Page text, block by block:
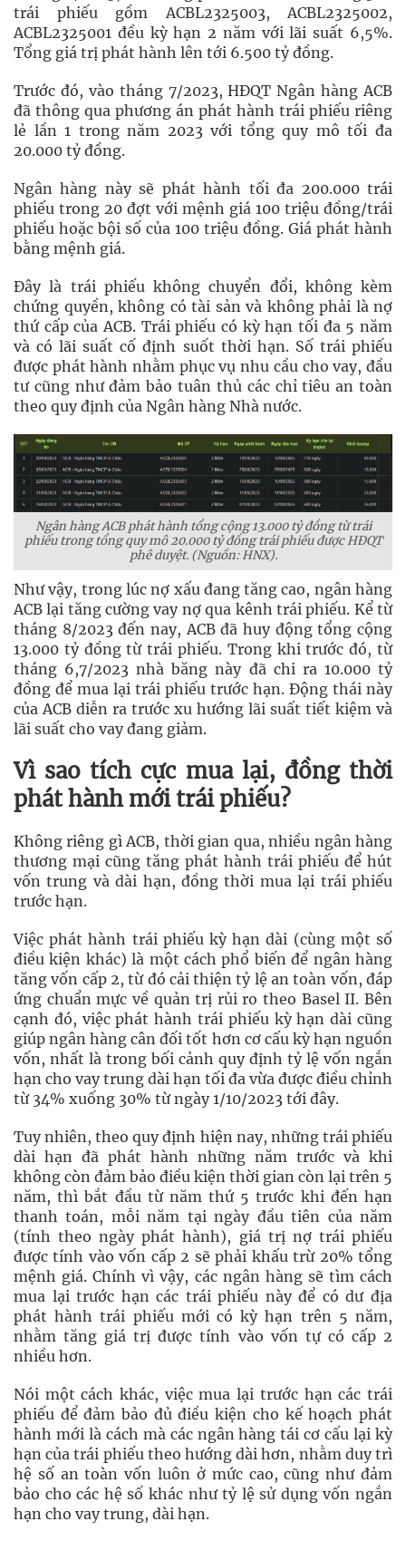
trái phiếu gồm ACBL2325003, ACBL2325002,
ACBL2325001 đều kỳ hạn 2 năm với lãi suất 6,5%.
Tổng giá trị phát hành lên tới 6.500 tỷ đồng.
Trước đó, vào tháng 7/2023, HĐQT Ngân hàng ACB
đã thông qua phương án phát hành trái phiếu riêng
lẻ lần 1 trong năm 2023 với tổng quy mô tối đa
20.000 tỷ đồng.
Ngân hàng này sẽ phát hành tối đa 200.000 trái
phiếu trong 20 đợt với mệnh giá 100 triệu đồng/trái
phiếu hoặc bội số của 100 triệu đồng. Giá phát hành
bằng mệnh giá.
Đây là trái phiếu không chuyển đổi, không kèm
chứng quyền, không có tài sản và không phải là nợ
thứ cấp của ACB. Trái phiếu có kỳ hạn tối đa 5 năm
và có lãi suất cố định suốt thời hạn. Số trái phiếu
được phát hành nhằm phục vụ nhu cầu cho vay, đầu
tư cũng như đảm bảo tuân thủ các chỉ tiêu an toàn
theo quy định của Ngân hàng Nhà nước.
Ngân hàng ACB phát hành tổng cộng 13.000 tỷ đồng từ trái
phiếu trong tổng quy mô 20.000 tỷ đồng trái phiếu được HĐQT
phê duyệt. (Nguồn: HNX).
Như vậy, trong lúc nợ xấu đang tăng cao, ngân hàng
ACB lại tăng cường vay nợ qua kênh trái phiếu. Kể từ
tháng 8/2023 đến nay, ACB đã huy động tổng cộng
13.000 tỷ đồng từ trái phiếu. Trong khi trước đó, từ
tháng 6,7/2023 nhà băng này đã chi ra 10.000 tỷ
đồng để mua lại trái phiếu trước hạn. Động thái này
của ACB diễn ra trước xu hướng lãi suất tiết kiệm và
lãi suất cho vay đang giảm.
Vì sao tích cực mua lại, đồng thời
phát hành mới trái phiếu?
Không riêng gì ACB, thời gian qua, nhiều ngân hàng
thương mại cũng tăng phát hành trái phiếu để hút
vốn trung và dài hạn, đồng thời mua lại trái phiếu
trước hạn.
Việc phát hành trái phiếu kỳ hạn dài (cùng một số
điều kiện khác) là một cách phổ biến để ngân hàng
tăng vốn cấp 2, từ đó cải thiện tỷ lệ an toàn vốn, đáp
ứng chuẩn mực về quản trị rủi ro theo Basel II. Bên
cạnh đó, việc phát hành trái phiếu kỳ hạn dài cũng
giúp ngân hàng cân đối tốt hơn cơ cấu kỳ hạn nguồn
vốn, nhất là trong bối cảnh quy định tỷ lệ vốn ngắn
hạn cho vay trung dài hạn tối đa vừa được điều chỉnh
từ 34% xuống 30% từ ngày 1/10/2023 tới đây.
Tuy nhiên, theo quy định hiện nay, những trái phiếu
dài hạn đã phát hành những năm trước và khi
không còn đảm bảo điều kiện thời gian còn lại trên 5
năm, thì bắt đầu từ năm thứ 5 trước khi đến hạn
thanh toán, mỗi năm tại ngày đầu tiên của năm
(tính theo ngày phát hành), giá trị nợ trái phiếu
được tính vào vốn cấp 2 sẽ phải khấu trừ 20% tổng
mệnh giá. Chính vì vậy, các ngân hàng sẽ tìm cách
mua lại trước hạn các trái phiếu này để có dư địa
phát hành trái phiếu mới có kỳ hạn trên 5 năm,
nhằm tăng giá trị được tính vào vốn tự có cấp 2
nhiều hơn.
Nói một cách khác, việc mua lại trước hạn các trái
phiếu để đảm bảo đủ điều kiện cho kế hoạch phát
hành mới là cách mà các ngân hàng tái cơ cấu lại kỳ
hạn của trái phiếu theo hướng dài hơn, nhằm duy trì
hệ số an toàn vốn luôn ở mức cao, cũng như đảm
bảo cho các hệ số khác như tỷ lệ sử dụng vốn ngắn
hạn cho vay trung, dài hạn.